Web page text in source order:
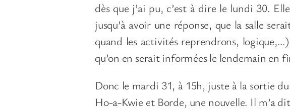
dès que j’ai pu, c’est à dire le lundi 30.
jusqu’à avoir une réponse, que la salle
quand les activités reprendrons,
qu’on en serait informées le lendemain en
Donc le mardi 31, à 15h, juste à la sortie
Ho-a-Kwie et Borde, une nouvelle. Il m’a